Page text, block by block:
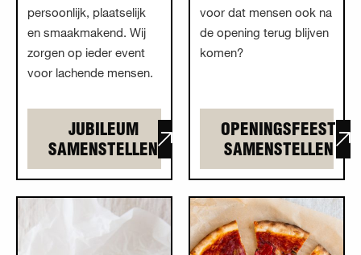
persoonlijk, plaatselijk
en smaakmakend. Wij
zorgen op ieder event
voor lachende mensen.
JUBILEUM
SAMENSTELLEN
voor dat mensen ook na
de opening terug blijven
komen?
OPENINGSFEEST
SAMENSTELLEN
overNieuwjaarsborrel
Lees meer
overPersoneelsfeest